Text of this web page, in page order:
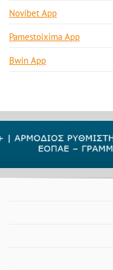
Novibet App
Pamestoixima App
Bwin App